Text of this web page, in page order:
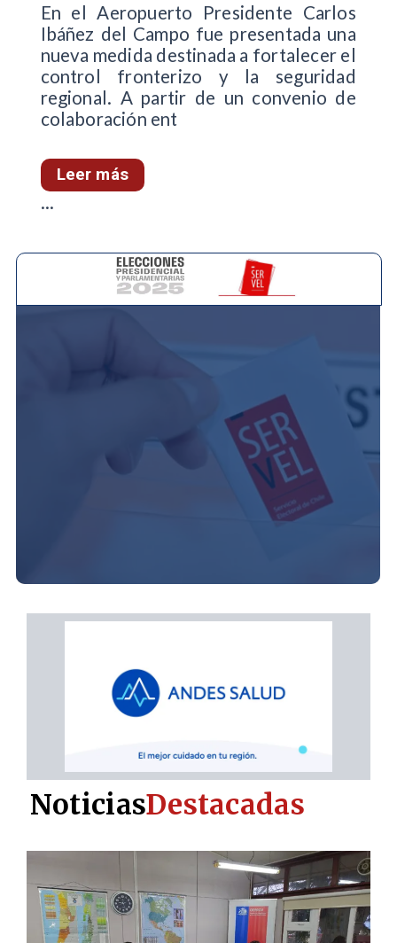
En el Aeropuerto Presidente Carlos
Ibáñez del Campo fue presentada una
nueva medida destinada a fortalecer el
control fronterizo y la seguridad
regional. A partir de un convenio de
colaboración ent
Leer más
...
NoticiasDestacadas